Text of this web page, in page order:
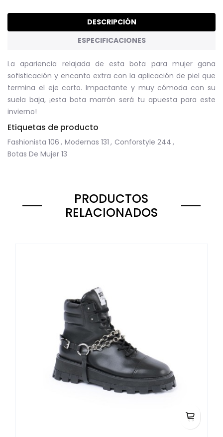
DESCRIPCIÓN
ESPECIFICACIONES
La apariencia relajada de esta bota para mujer gana
sofisticación y encanto extra con la aplicación de piel que
termina el eje corto. Impactante y muy cómoda con su
suela baja, ¡esta bota marrón será tu apuesta para este
invierno!
Etiquetas de producto
Fashionista 106 , Modernas 131 , Conforstyle 244 ,
Botas De Mujer 13
PRODUCTOS
RELACIONADOS